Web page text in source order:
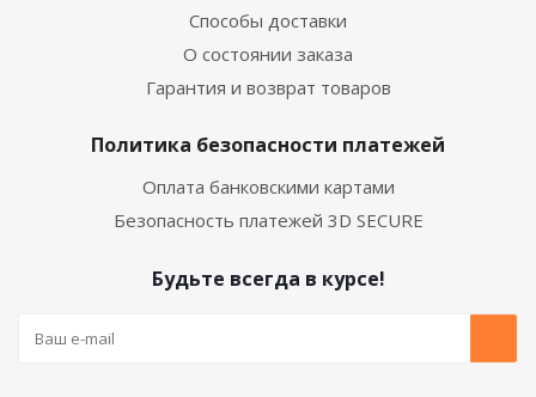
Способы доставки
О состоянии заказа
Гарантия и возврат товаров
Политика безопасности платежей
Оплата банковскими картами
Безопасность платежей 3D SECURE
Будьте всегда в курсе!